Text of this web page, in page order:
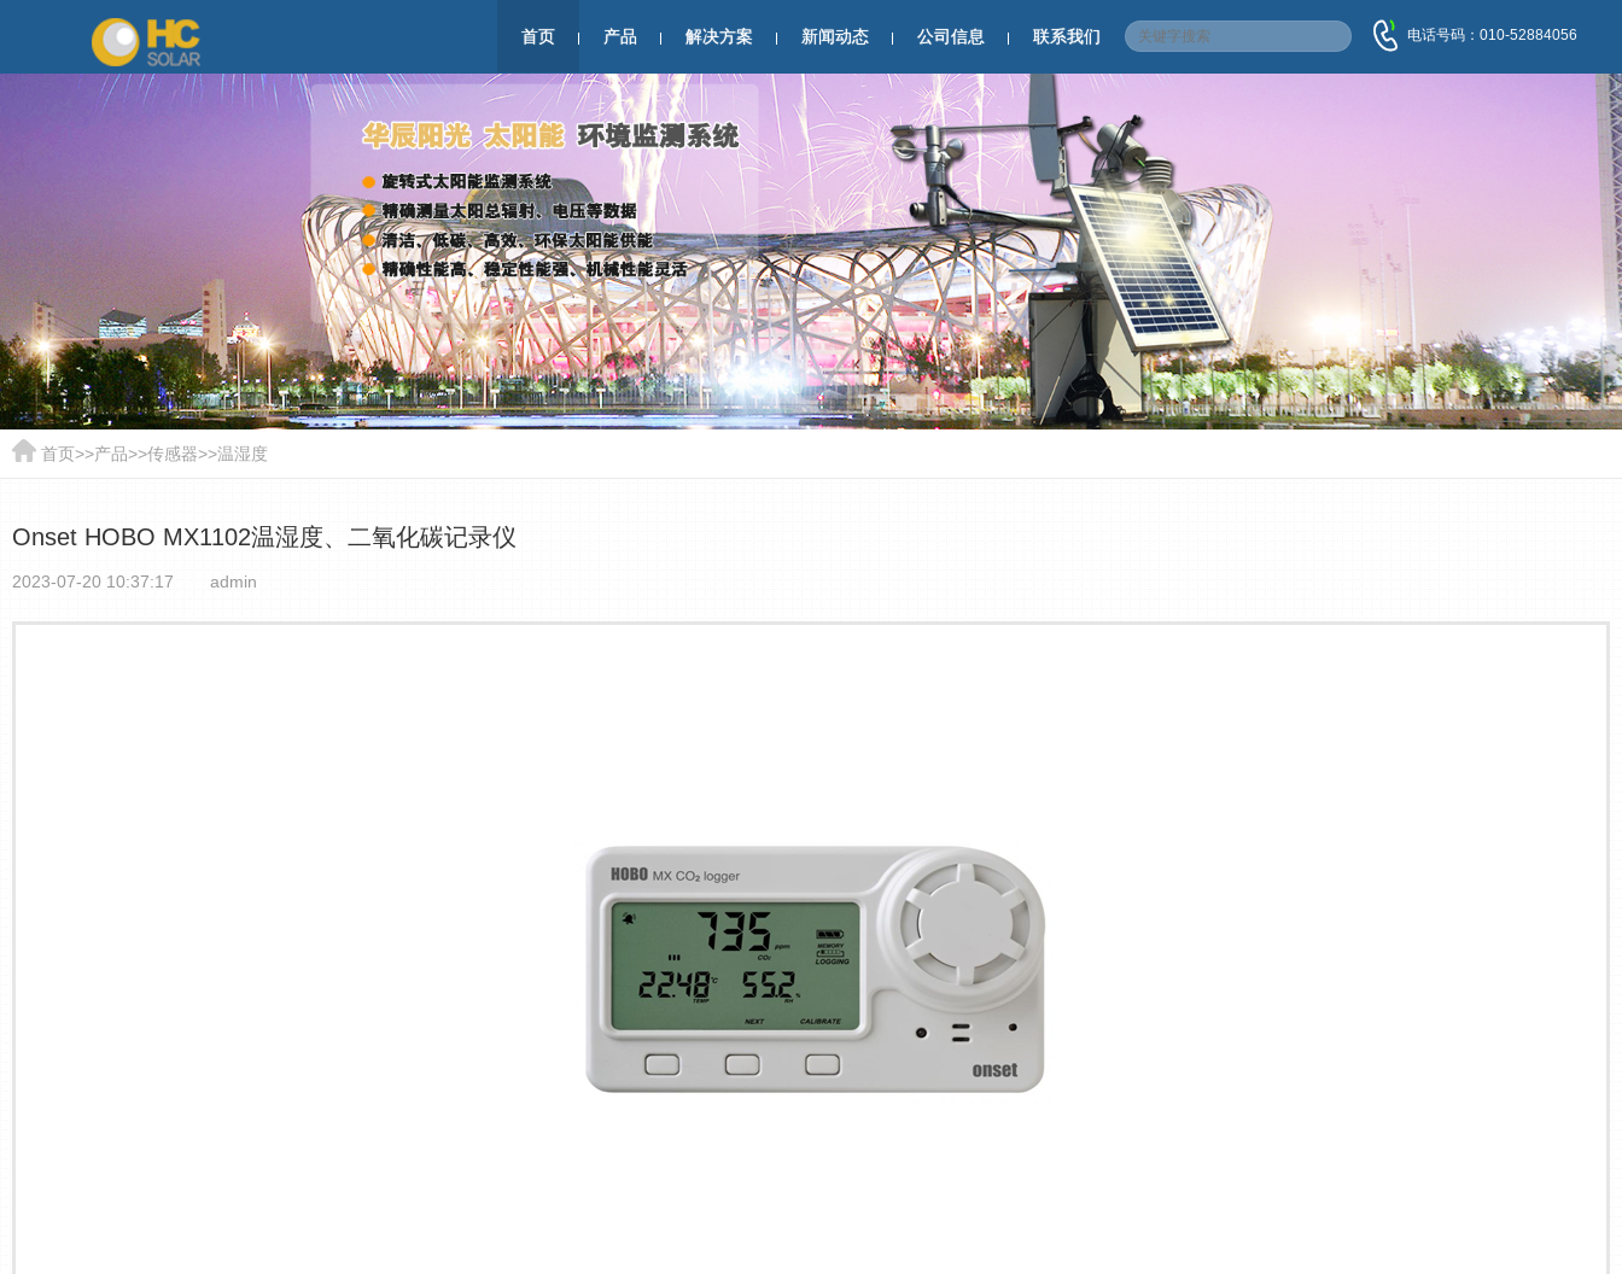
首页 产品 解决方案 新闻动态 公司信息 联系我们 电话号码：010-52884056
首页>>产品>>传感器>>温湿度
Onset HOBO MX1102温湿度、二氧化碳记录仪
2023-07-20 10:37:17 admin